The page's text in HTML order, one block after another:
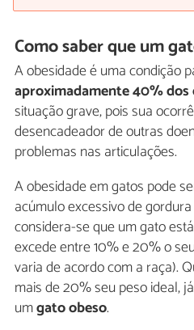
Como saber que um
A obesidade é uma condição
aproximadamente 40% dos
situação grave, pois sua
desencadeador de outras
problemas nas articulações.
A obesidade em gatos pode
acúmulo excessivo de
considera-se que um gato
excede entre 10% e 20% o
varia de acordo com a raça).
mais de 20% seu peso ideal,
umgato obeso.